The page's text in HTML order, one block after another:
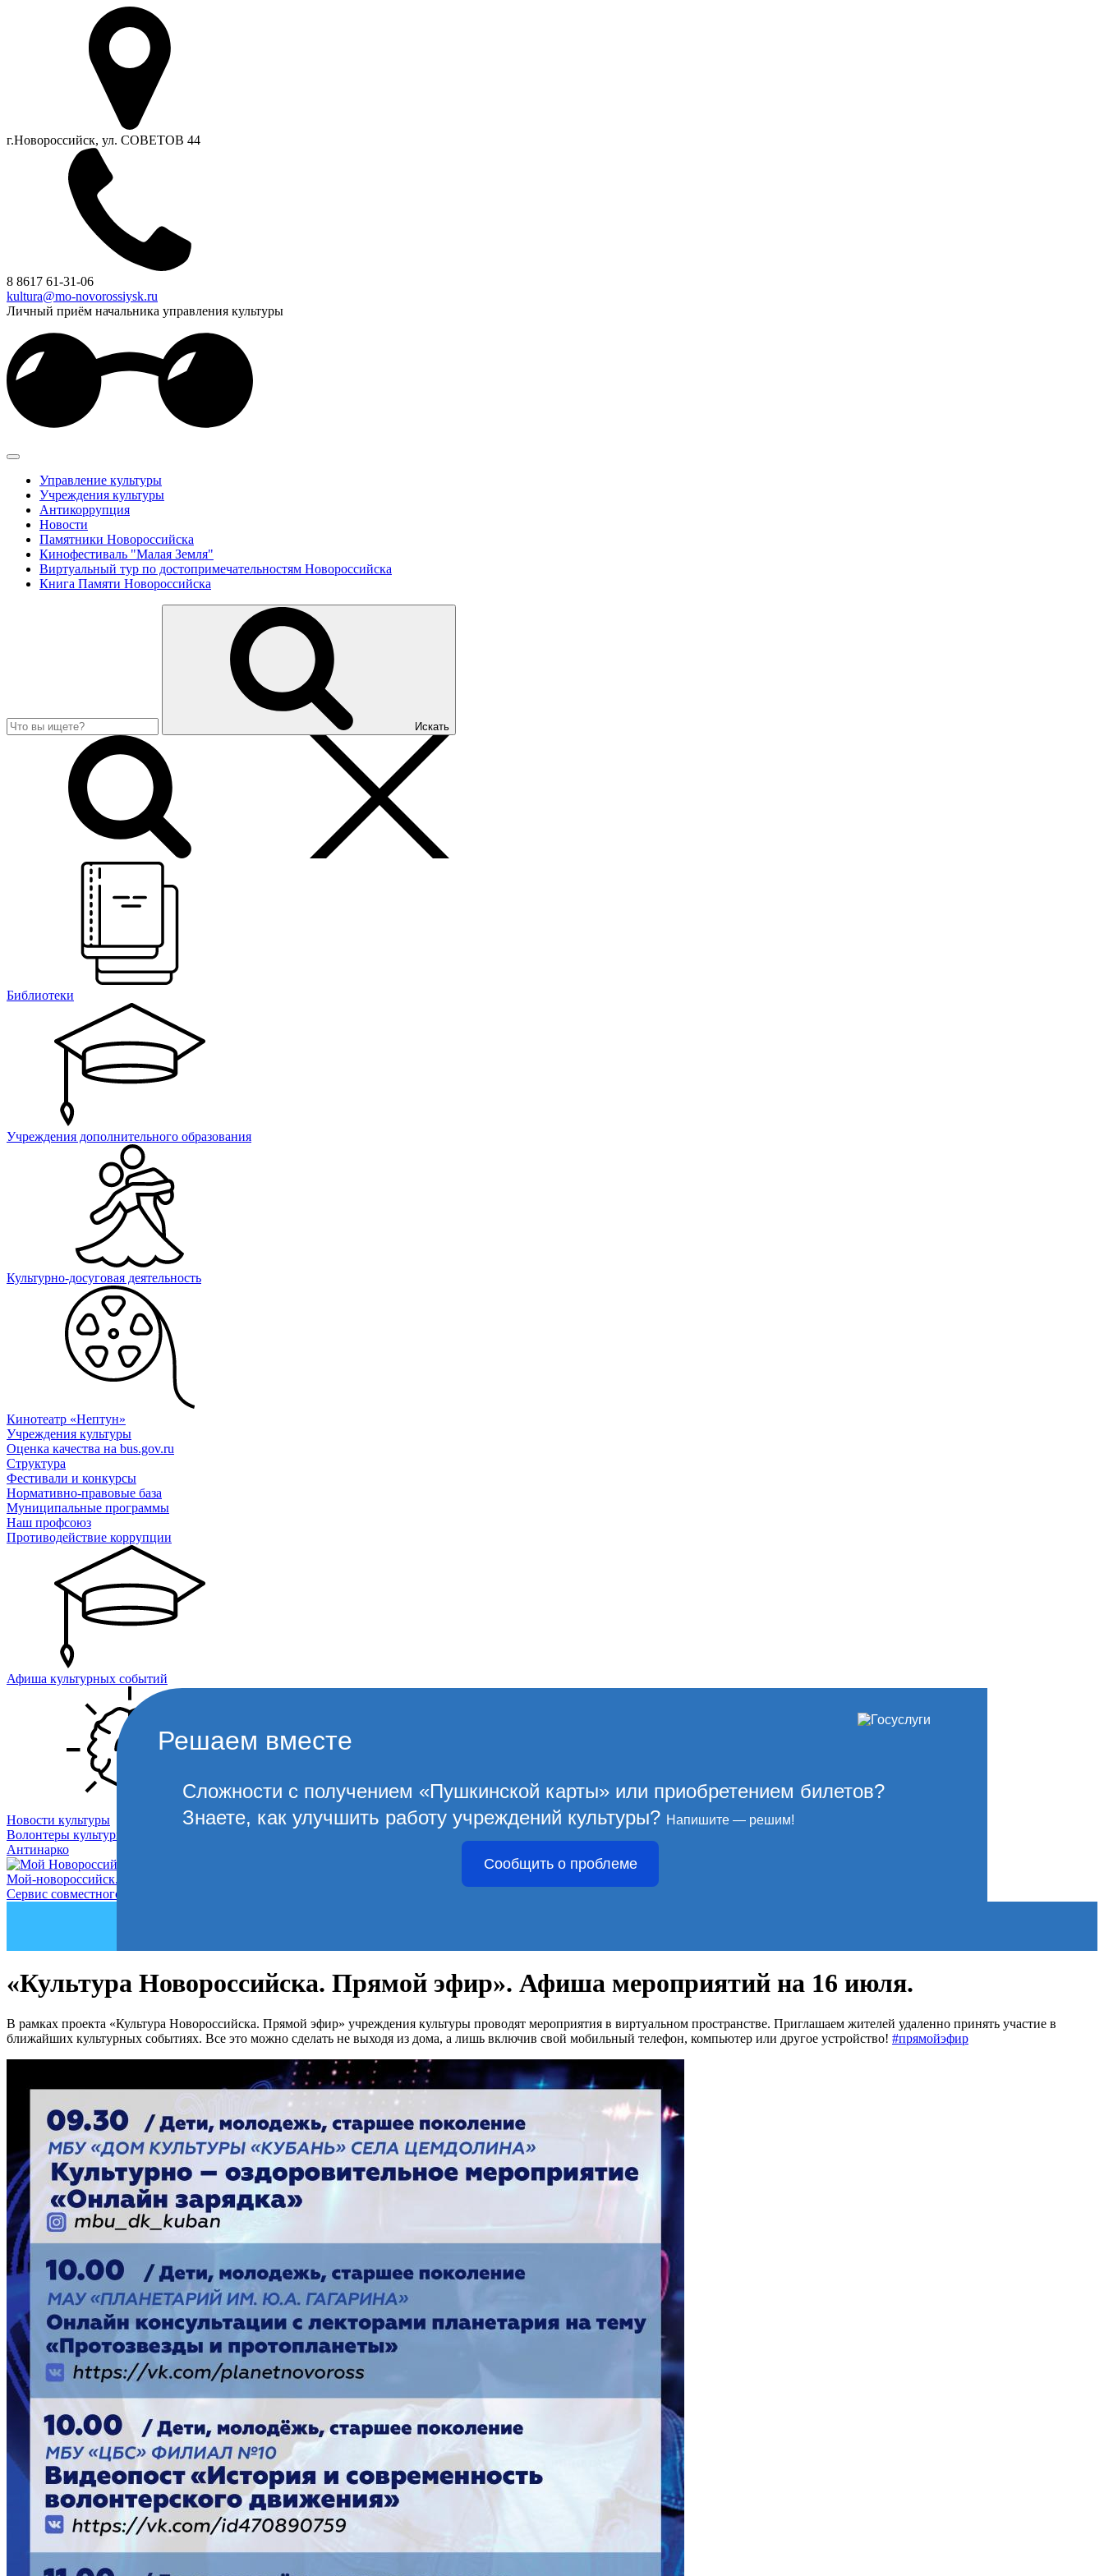
г.Новороссийск, ул. СОВЕТОВ 44
8 8617 61-31-06
kultura@mo-novorossiysk.ru
Личный приём начальника управления культуры
Управление культуры
Учреждения культуры
Антикоррупция
Новости
Памятники Новороссийска
Кинофестиваль "Малая Земля"
Виртуальный тур по достопримечательностям Новороссийска
Книга Памяти Новороссийска
Искать
Библиотеки
Учреждения дополнительного образования
Культурно-досуговая деятельность
Кинотеатр «Нептун»
Учреждения культуры
Оценка качества на bus.gov.ru
Структура
Фестивали и конкурсы
Нормативно-правовые база
Муниципальные программы
Наш профсоюз
Противодействие коррупции
Афиша культурных событий
Новости культуры
Волонтеры культуры
Антинарко
Мой-новороссийск.рф
Сервис совместного управления городом
Решаем вместе
Сложности с получением «Пушкинской карты» или приобретением билетов?
Знаете, как улучшить работу учреждений культуры? Напишите — решим!
Сообщить о проблеме
«Культура Новороссийска. Прямой эфир». Афиша мероприятий на 16 июля.
В рамках проекта «Культура Новороссийска. Прямой эфир» учреждения культуры проводят мероприятия в виртуальном пространстве. Приглашаем жителей удаленно принять участие в
ближайших культурных событиях. Все это можно сделать не выходя из дома, а лишь включив свой мобильный телефон, компьютер или другое устройство! #прямойэфир